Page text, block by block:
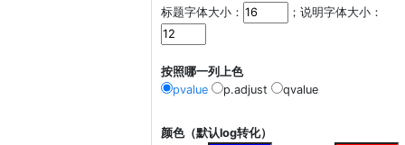
标题字体大小：
；说明字体大小：
按照哪一列上色
pvalue
p.adjust qvalue
颜色（默认log转化）